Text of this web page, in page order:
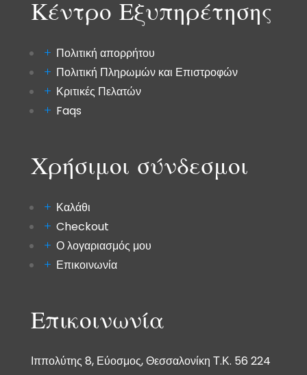
Κέντρο Εξυπηρέτησης
Πολιτική απορρήτου
Πολιτική Πληρωμών και Επιστροφών
Κριτικές Πελατών
Faqs
Χρήσιμοι σύνδεσμοι
Καλάθι
Checkout
Ο λογαριασμός μου
Επικοινωνία
Επικοινωνία
Ιππολύτης 8, Εύοσμος, Θεσσαλονίκη Τ.Κ. 56 224